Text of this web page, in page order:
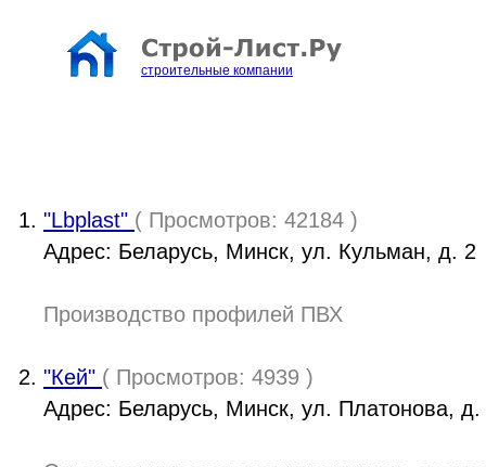
строительные компании
"Lbplast" ( Просмотров: 42184 )
Адрес: Беларусь, Минск, ул. Кульман, д. 2
Производство профилей ПВХ
"Кей" ( Просмотров: 4939 )
Адрес: Беларусь, Минск, ул. Платонова,